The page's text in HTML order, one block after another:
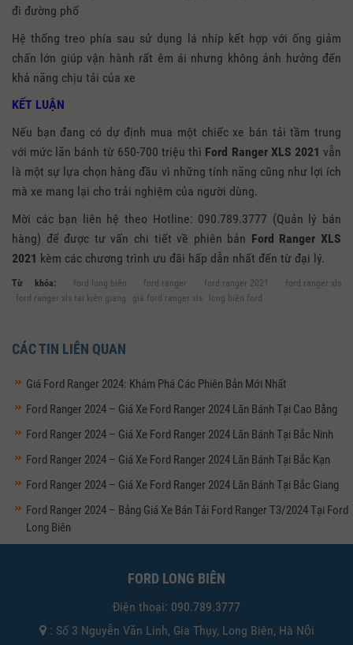
đi đường phố
Hệ thống treo phía sau sử dụng lá nhíp kết hợp với ống giảm
chấn lớn giúp vận hành rất êm ái nhưng không ảnh hưởng đến
khả năng chịu tải của xe
KẾT LUẬN
Nếu bạn đang có dự định mua một chiếc xe bán tải tầm trung
với mức lăn bánh từ 650-700 triệu thì Ford Ranger XLS 2021 vẫn
là một sự lựa chọn hàng đầu vì những tính năng cũng như lợi ích
mà xe mang lại cho trải nghiệm của người dùng.
Mời các bạn liên hệ theo Hotline: 090.789.3777 (Quản lý bán
hàng) để được tư vấn chi tiết về phiên bản Ford Ranger XLS
2021 kèm các chương trình ưu đãi hấp dẫn nhất đến từ đại lý.
Từ khóa: ford long biên ford ranger ford ranger 2021
ford ranger xls
ford ranger xls tại kiên giang
giá ford ranger xls long biên ford
CÁC TIN LIÊN QUAN
Giá Ford Ranger 2024: Khám Phá Các Phiên Bản Mới Nhất
Ford Ranger 2024 – Giá Xe Ford Ranger 2024 Lăn Bánh Tại Cao Bằng
Ford Ranger 2024 – Giá Xe Ford Ranger 2024 Lăn Bánh Tại Bắc Ninh
Ford Ranger 2024 – Giá Xe Ford Ranger 2024 Lăn Bánh Tại Bắc Kạn
Ford Ranger 2024 – Giá Xe Ford Ranger 2024 Lăn Bánh Tại Bắc Giang
Ford Ranger 2024 – Bảng Giá Xe Bán Tải Ford Ranger T3/2024 Tại Ford
Long Biên
FORD LONG BIÊN
Điện thoại: 090.789.3777
: Số 3 Nguyễn Văn Linh, Gia Thụy, Long Biên, Hà Nội